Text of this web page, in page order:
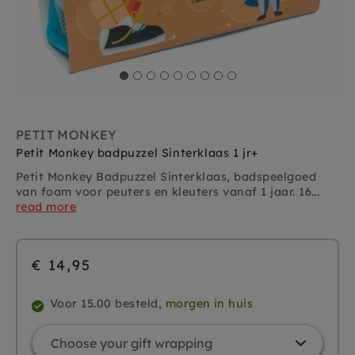
PETIT MONKEY
Petit Monkey badpuzzel Sinterklaas 1 jr+
Petit Monkey Badpuzzel Sinterklaas, badspeelgoed
van foam voor peuters en kleuters vanaf 1 jaar. 16...
read more
€ 14,95
Voor 15.00 besteld, morgen in huis